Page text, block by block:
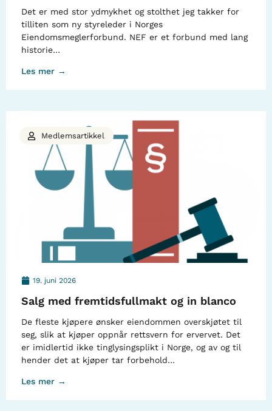
Det er med stor ydmykhet og stolthet jeg takker for
tilliten som ny styreleder i Norges
Eiendomsmeglerforbund. NEF er et forbund med lang
historie…
Les mer →
19. juni 2026
Salg med fremtidsfullmakt og in blanco
De fleste kjøpere ønsker eiendommen overskjøtet til
seg, slik at kjøper oppnår rettsvern for ervervet. Det
er imidlertid ikke tinglysingsplikt i Norge, og av og til
hender det at kjøper tar forbehold…
Les mer →
Medlemsartikkel